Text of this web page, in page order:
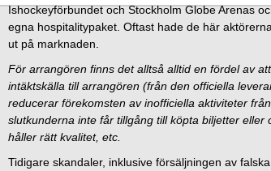
Ishockeyförbundet och Stockholm Globe Arenas
egna hospitalitypaket. Oftast hade de här
ut på marknaden.
För arrangören finns det alltså alltid en fördel av
intäktskälla till arrangören (från den officiella
reducerar förekomsten av inofficiella aktiviteter
slutkunderna inte får tillgång till köpta biljetter
håller rätt kvalitet, etc.
Tidigare skandaler, inklusive försäljningen av